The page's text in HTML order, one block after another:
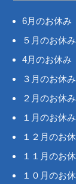
6月のお休み
５月のお休み
4月のお休み
３月のお休み
２月のお休み
１月のお休み
１２月のお
１１月のお
１０月のお